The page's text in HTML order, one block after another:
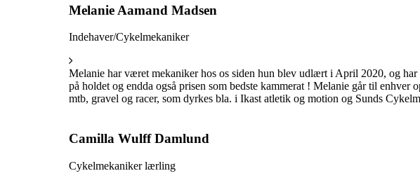
Melanie Aamand Madsen
Indehaver/Cykelmekaniker
Melanie har været mekaniker hos os siden hun blev udlært i April 2020, og
på holdet og endda også prisen som bedste kammerat ! Melanie går til
mtb, gravel og racer, som dyrkes bla. i Ikast atletik og motion og Sunds
Camilla Wulff Damlund
Cykelmekaniker lærling